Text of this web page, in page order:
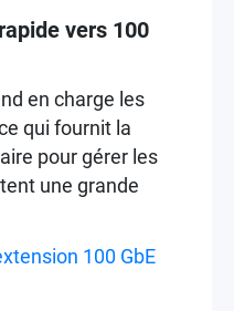
vers 100
en charge les
qui fournit la
pour gérer les
une grande
100 GbE